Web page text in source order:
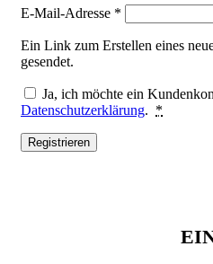
E-Mail-Adresse *
Ein Link zum Erstellen eines
gesendet.
Ja, ich möchte ein
Datenschutzerklärung. *
Registrieren